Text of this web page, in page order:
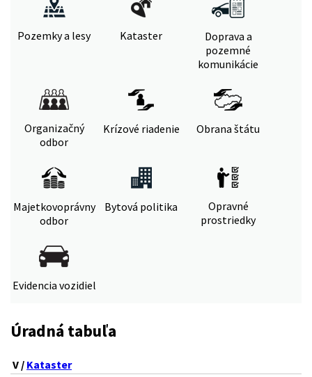
Pozemky a lesy Kataster
Doprava a
pozemné
komunikácie
Organizačný
odbor
Krízové riadenie Obrana štátu
Majetkovoprávny
odbor
Bytová politika
Opravné
prostriedky
Evidencia vozidiel
Úradná tabuľa
V / Kataster